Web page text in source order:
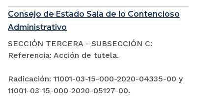
Consejo de Estado Sala de lo Contencioso
Administrativo
SECCIÓN TERCERA - SUBSECCIÓN C:
Referencia: Acción de tutela.
Radicación: 11001-03-15-000-2020-04335-00 y
11001-03-15-000-2020-05127-00.